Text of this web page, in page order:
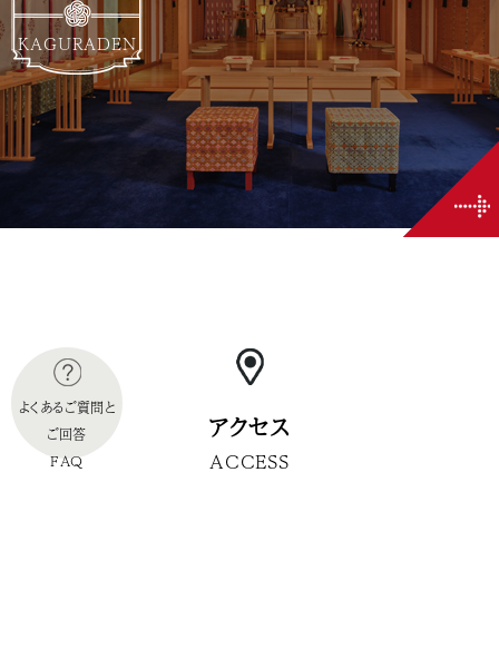
KAGURADEN
アクセス
ACCESS
よくあるご質問と
ご回答
FAQ